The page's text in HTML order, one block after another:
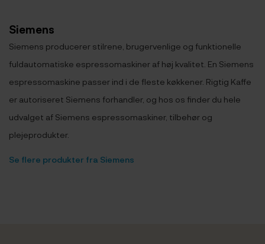
Siemens
Siemens producerer stilrene, brugervenlige og funktionelle
fuldautomatiske espressomaskiner af høj kvalitet. En Siemens
espressomaskine passer ind i de fleste køkkener. Rigtig Kaffe
er autoriseret Siemens forhandler, og hos os finder du hele
udvalget af Siemens espressomaskiner, tilbehør og
plejeprodukter.
Se flere produkter fra Siemens